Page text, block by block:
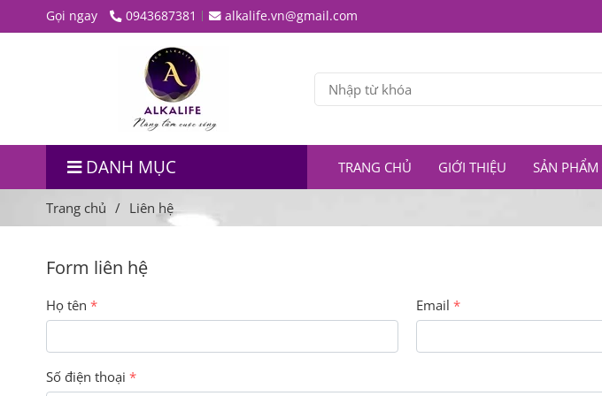
Gọi ngay 0943687381 alkalife.vn@gmail.com
DANH MỤC TRANG CHỦ GIỚI THIỆU SẢN PHẨM
Trang chủ / Liên hệ
Form liên hệ
Họ tên Email
Số điện thoại